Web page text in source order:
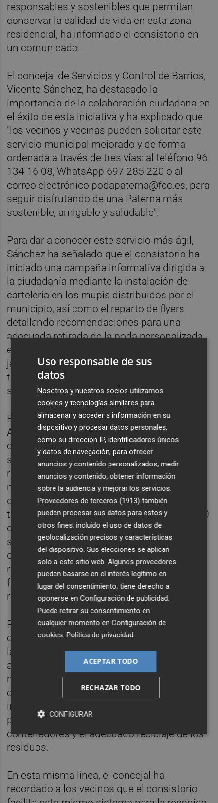
responsables y sostenibles que permitan
conservar la calidad de vida en esta zona
residencial, ha informado el consistorio en
un comunicado.
El concejal de Servicios y Control de Barrios,
Vicente Sánchez, ha destacado la
importancia de la colaboración ciudadana en
el éxito de esta iniciativa y ha explicado que
"los vecinos y vecinas pueden solicitar este
servicio municipal mejorado y de forma
ordenada a través de tres vías: al teléfono 96
134 16 08, WhatsApp 697 285 220 o al
correo electrónico podapaterna@fcc.es, para
seguir disfrutando de una Paterna más
sostenible, amigable y saludable".
Para dar a conocer este servicio más ágil,
Sánchez ha señalado que el consistorio ha
iniciado una campaña informativa dirigida a
la ciudadanía mediante la instalación de
cartelería en los mupis distribuidos por el
municipio, así como el reparto de flyers
detallando recomendaciones para una
adecuada retirada de la poda personalizada
en la que se excluyen las empresas de
jardinería que realicen grandes podas y, por
tanto, son responsables de su retirada por
sus propios medios.
Entre estas medidas en las que incide el
Ayuntamiento para preparar previa y
correctamente la poda de cara al día
solicitado para su retirada se encuentran: la
realización de fajos atados con una longitud
máxima de 1,5 metros, la acumulación de
dichos restos o siega en bolsas, que los
troncos contemplen diámetro máximo de 30
centimetros o el peso máximo por elemento
sean de 20 kilogramos y el peso total de los
deshechos no superen los 200 kg en una
retirada, además de depositarla en la
fachado de la vivienda para facilitar su
recogida.
Por otro lado, próximamente se habilitarán
carpas informativas en distintos puntos de
la ciudad para acercar aún más este servicio
a los vecinos y resolver posibles dudas. Del
mismo modo, está previsto visitar los
centros educativos en La Canyada para
impartir charlas al alumnado sobre buenas
prácticas en cuanto al uso de los
contenedores y el adecuado reciclaje de los
residuos.
En esta misma línea, el concejal ha
recordado a los vecinos que el consistorio
Uso responsable de sus
datos
Nosotros y nuestros socios utilizamos
cookies y tecnologías similares para
almacenar y acceder a información en su
dispositivo y procesar datos personales,
como su dirección IP, identificadores únicos
y datos de navegación, para ofrecer
anuncios y contenido personalizados, medir
anuncios y contenido, obtener información
sobre la audiencia y mejorar los servicios.
Proveedores de terceros (1913) también
pueden procesar sus datos para estos y
otros fines, incluido el uso de datos de
geolocalización precisos y características
del dispositivo. Sus elecciones se aplican
solo a este sitio web. Algunos proveedores
pueden basarse en el interés legítimo en
lugar del consentimiento; tiene derecho a
oponerse enConfiguración de publicidad.
Puede retirar su consentimiento en
cualquier momento enConfiguración de
cookies.Política de privacidad
ACEPTAR TODO
RECHAZAR TODO
CONFIGURAR